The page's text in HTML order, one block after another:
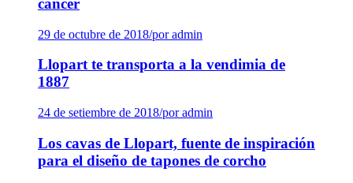
càncer
29 de octubre de 2018/por admin
Llopart te transporta a la vendimia de
1887
24 de setiembre de 2018/por admin
Los cavas de Llopart, fuente de inspiración
para el diseño de tapones de corcho